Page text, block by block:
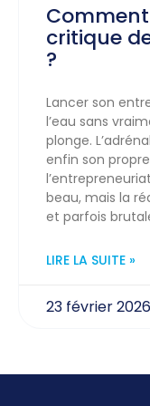
critique
?
Lancer son
l’eau sans
plonge.
enfin son
beau, mais la
et parfois
LIRE LA SUITE »
23 février 2026